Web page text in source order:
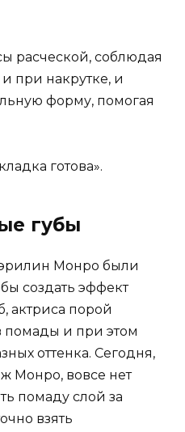
расческой, соблюдая
при накрутке, и
форму, помогая
готова».
губы
Монро были
создать эффект
актриса порой
помады и при этом
оттенка. Сегодня,
Монро, вовсе нет
помаду слой за
взять